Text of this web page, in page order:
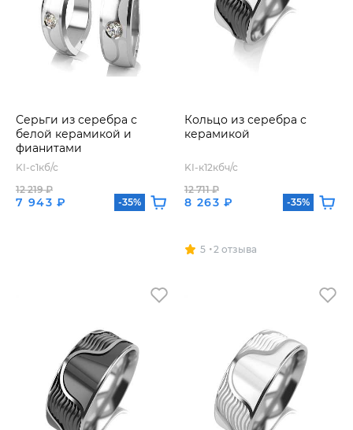
Серьги из серебра с
белой керамикой и
фианитами
KI-с1кб/с
7 943 ₽
12 219 ₽
-35%
Кольцо из серебра с
керамикой
KI-к12кбч/с
8 263 ₽
12 711 ₽
-35%
5 2 отзыва